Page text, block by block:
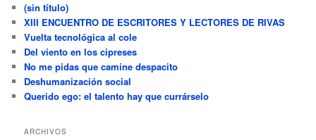
(sin título)
XIII ENCUENTRO DE ESCRITORES Y LECTORES DE RIVAS
Vuelta tecnológica al cole
Del viento en los cipreses
No me pidas que camine despacito
Deshumanización social
Querido ego: el talento hay que currárselo
ARCHIVOS